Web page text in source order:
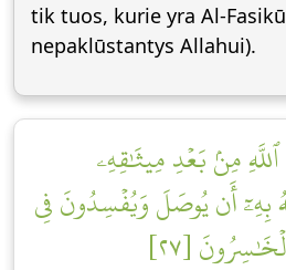
tik tuos, kurie yra Al-
nepaklūstantys Allahui).
مِنۢ بَعۡدِ مِيثَٰقِهِۦ
بِهِۦٓ أَن يُوصَلَ وَيُفۡسِدُونَ فِي
[٢٧]